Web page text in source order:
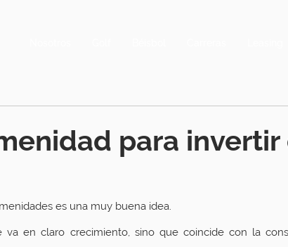
para invertir
es una muy buena idea.
va en claro crecimiento, sino que coincide con la